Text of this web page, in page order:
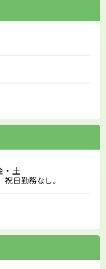
・土
日勤務なし。